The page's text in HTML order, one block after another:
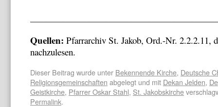
Quellen: Pfarrarchiv St. Jakob, Ord.-Nr. 2.2.2.11,
nachzulesen.
Dieser Beitrag wurde unter Bekennende Kirche, Deutsche
Religionsgemeinschaften abgelegt und mit Dekan Jelden,
Geistkirche, Pfarrer Oskar Stahl, St. Jakobskirche
Permalink.